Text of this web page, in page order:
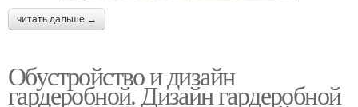
читать дальше →
Обустройство и дизайн
гардеробной. Дизайн гардеробной